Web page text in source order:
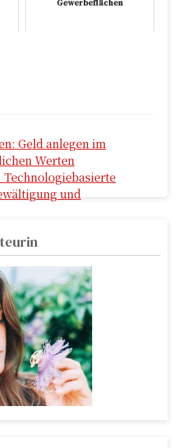
Gewerbeflächen
Geld anlegen im
Werten
und